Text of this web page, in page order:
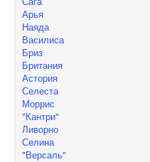
Арья
Наяда
Василиса
Бриз
Британия
Астория
Селеста
Моррис
"Кантри"
Ливорно
Селина
"Версаль"